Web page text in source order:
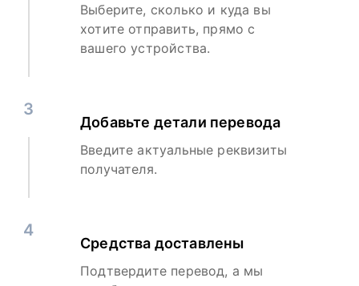
Выберите, сколько и куда вы
хотите отправить, прямо с
вашего устройства.
3
Добавьте детали перевода
Введите актуальные реквизиты
получателя.
4
Средства доставлены
Подтвердите перевод, а мы